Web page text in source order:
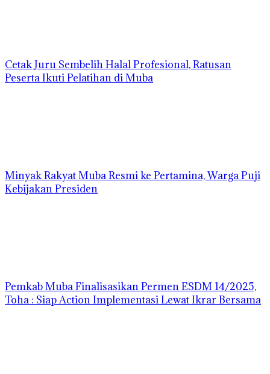
Cetak Juru Sembelih Halal Profesional, Ratusan
Peserta Ikuti Pelatihan di Muba
Minyak Rakyat Muba Resmi ke Pertamina, Warga Puji
Kebijakan Presiden
Pemkab Muba Finalisasikan Permen ESDM 14/2025,
Toha : Siap Action Implementasi Lewat Ikrar Bersama